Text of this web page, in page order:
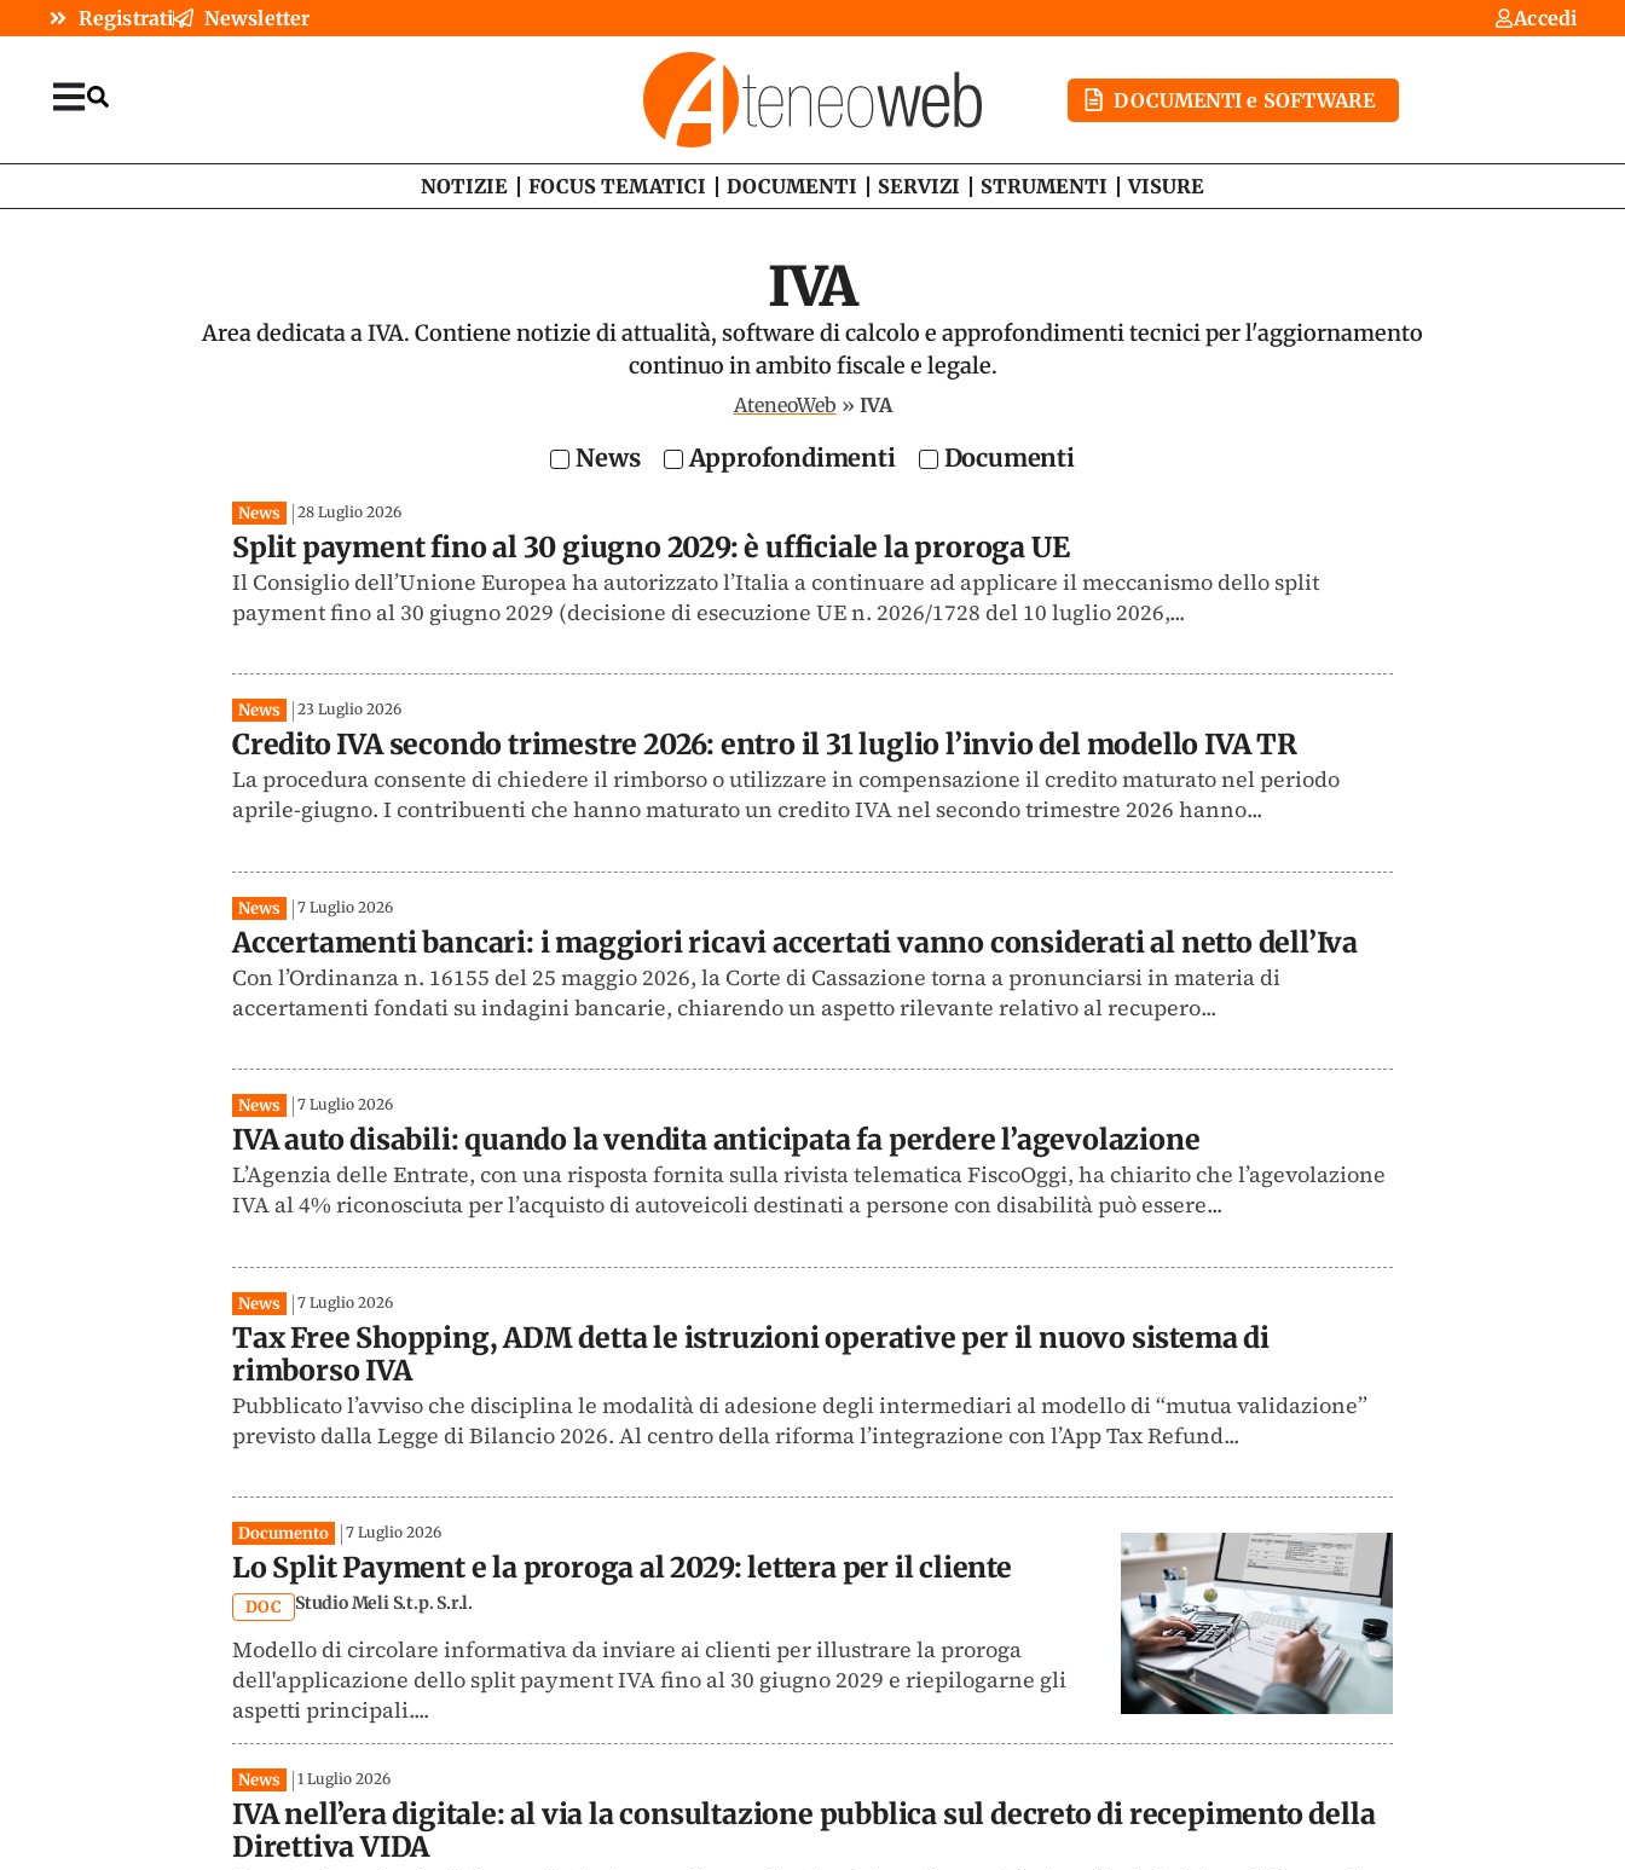
Registrati Newsletter Accedi
DOCUMENTI e SOFTWARE
NOTIZIE FOCUS TEMATICI DOCUMENTI SERVIZI STRUMENTI VISURE
IVA
Area dedicata a IVA. Contiene notizie di attualità, software di calcolo e approfondimenti tecnici per l'aggiornamento
continuo in ambito fiscale e legale.
AteneoWeb » IVA
News Approfondimenti Documenti
News 28 Luglio 2026
Split payment fino al 30 giugno 2029: è ufficiale la proroga UE
Il Consiglio dell’Unione Europea ha autorizzato l’Italia a continuare ad applicare il meccanismo dello split
payment fino al 30 giugno 2029 (decisione di esecuzione UE n. 2026/1728 del 10 luglio 2026,...
News 23 Luglio 2026
Credito IVA secondo trimestre 2026: entro il 31 luglio l’invio del modello IVA TR
La procedura consente di chiedere il rimborso o utilizzare in compensazione il credito maturato nel periodo
aprile-giugno. I contribuenti che hanno maturato un credito IVA nel secondo trimestre 2026 hanno...
News 7 Luglio 2026
Accertamenti bancari: i maggiori ricavi accertati vanno considerati al netto dell’Iva
Con l’Ordinanza n. 16155 del 25 maggio 2026, la Corte di Cassazione torna a pronunciarsi in materia di
accertamenti fondati su indagini bancarie, chiarendo un aspetto rilevante relativo al recupero...
News 7 Luglio 2026
IVA auto disabili: quando la vendita anticipata fa perdere l’agevolazione
L’Agenzia delle Entrate, con una risposta fornita sulla rivista telematica FiscoOggi, ha chiarito che l’agevolazione
IVA al 4% riconosciuta per l’acquisto di autoveicoli destinati a persone con disabilità può essere...
News 7 Luglio 2026
Tax Free Shopping, ADM detta le istruzioni operative per il nuovo sistema di
rimborso IVA
Pubblicato l’avviso che disciplina le modalità di adesione degli intermediari al modello di “mutua validazione”
previsto dalla Legge di Bilancio 2026. Al centro della riforma l’integrazione con l’App Tax Refund...
Documento 7 Luglio 2026
Lo Split Payment e la proroga al 2029: lettera per il cliente
DOC Studio Meli S.t.p. S.r.l.
Modello di circolare informativa da inviare ai clienti per illustrare la proroga
dell'applicazione dello split payment IVA fino al 30 giugno 2029 e riepilogarne gli
aspetti principali....
News 1 Luglio 2026
IVA nell’era digitale: al via la consultazione pubblica sul decreto di recepimento della
Direttiva VIDA